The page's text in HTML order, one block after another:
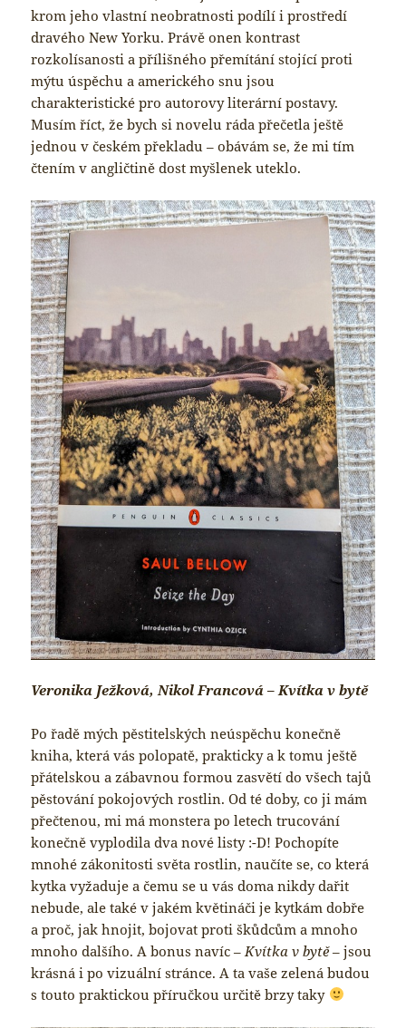
krom jeho vlastní neobratnosti podílí i prostředí
dravého New Yorku. Právě onen kontrast
rozkolísanosti a přílišného přemítání stojící proti
mýtu úspěchu a amerického snu jsou
charakteristické pro autorovy literární postavy.
Musím říct, že bych si novelu ráda přečetla ještě
jednou v českém překladu – obávám se, že mi tím
čtením v angličtině dost myšlenek uteklo.
Veronika Ježková, Nikol Francová – Kvítka v bytě
Po řadě mých pěstitelských neúspěchu konečně
kniha, která vás polopatě, prakticky a k tomu ještě
přátelskou a zábavnou formou zasvětí do všech tajů
pěstování pokojových rostlin. Od té doby, co ji mám
přečtenou, mi má monstera po letech trucování
konečně vyplodila dva nové listy :-D! Pochopíte
mnohé zákonitosti světa rostlin, naučíte se, co která
kytka vyžaduje a čemu se u vás doma nikdy dařit
nebude, ale také v jakém květináči je kytkám dobře
a proč, jak hnojit, bojovat proti škůdcům a mnoho
mnoho dalšího. A bonus navíc – Kvítka v bytě– jsou
krásná i po vizuální stránce. A ta vaše zelená budou
s touto praktickou příručkou určitě brzy taky